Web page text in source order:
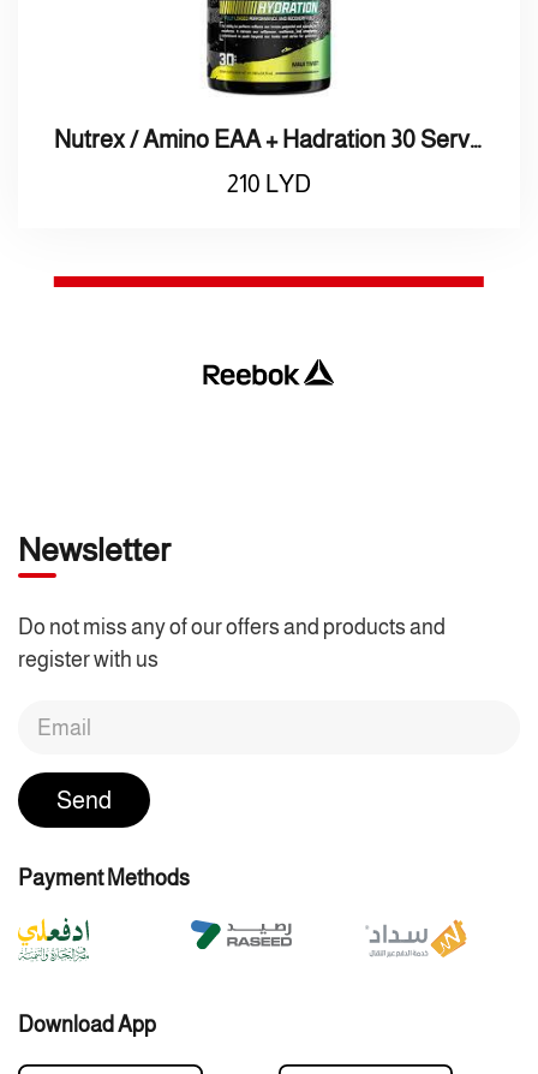
Nutrex / Amino EAA + Hadration 30 Serving / نيوتريكس / أمينو + هادريشن 30 حصة
210 LYD
Newsletter
Do not miss any of our offers and products and
register with us
Send
Payment Methods
Download App